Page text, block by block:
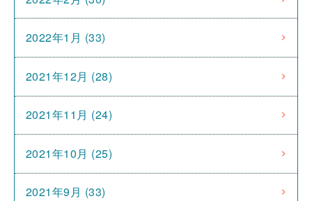
2022年1月 (33)
2021年12月 (28)
2021年11月 (24)
2021年10月 (25)
2021年9月 (33)